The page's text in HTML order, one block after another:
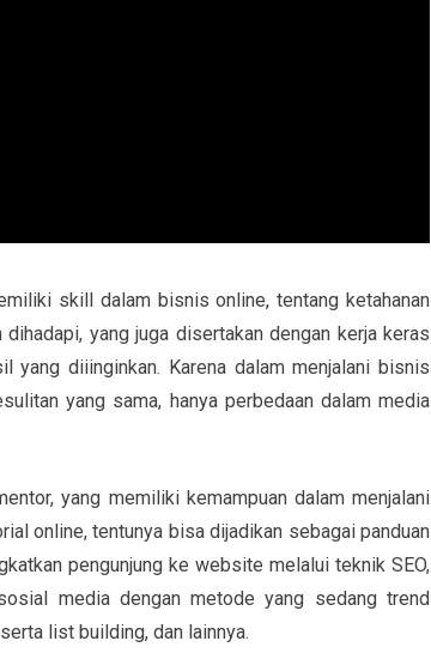
skill dalam bisnis online, tentang ketahanan
yang juga disertakan dengan kerja keras
yang diiinginkan. Karena dalam menjalani bisnis
yang sama, hanya perbedaan dalam media
yang memiliki kemampuan dalam menjalani
online, tentunya bisa dijadikan sebagai panduan
pengunjung ke website melalui teknik SEO,
media dengan metode yang sedang trend
list building, dan lainnya.